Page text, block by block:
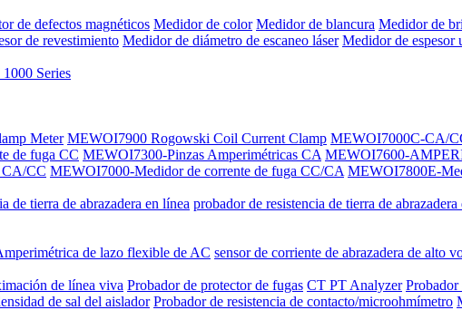
de defectos magnéticos Medidor de color Medidor de blancura Medidor de
de revestimiento Medidor de diámetro de escaneo láser Medidor de espesor
Series
Meter MEWOI7900 Rogowski Coil Current Clamp MEWOI7000C-CA/
de fuga CC MEWOI7300-Pinzas Amperimétricas CA MEWOI7600-
CA/CC MEWOI7000-Medidor de corrente de fuga CC/CA MEWOI7800E-
de tierra de abrazadera en línea probador de resistencia de tierra de
de lazo flexible de AC sensor de corriente de abrazadera de alto
de línea viva Probador de protector de fugas CT PT Analyzer Probador
de sal del aislador Probador de resistencia de contacto/microohmímetro